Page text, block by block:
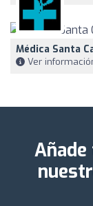
Médica Santa
Ver